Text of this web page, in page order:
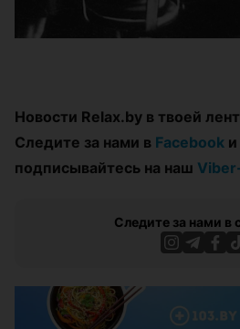
Новости Relax.by в твоей
Следите за нами в Facebook и
подписывайтесь на наш
Следите за нами в